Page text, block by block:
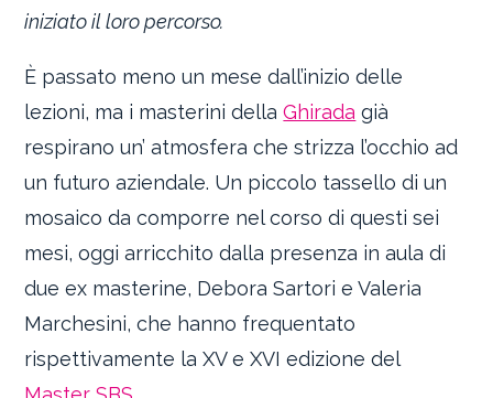
iniziato il loro percorso.
È passato meno un mese dall’inizio delle
lezioni, ma i masterini dellaGhirada già
respirano un’ atmosfera che strizza l’occhio ad
un futuro aziendale. Un piccolo tassello di un
mosaico da comporre nel corso di questi sei
mesi, oggi arricchito dalla presenza in aula di
due ex masterine, Debora Sartori e Valeria
Marchesini, che hanno frequentato
rispettivamente la XV e XVI edizione del